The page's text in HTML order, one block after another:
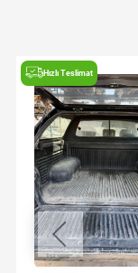
Hızlı Teslimat